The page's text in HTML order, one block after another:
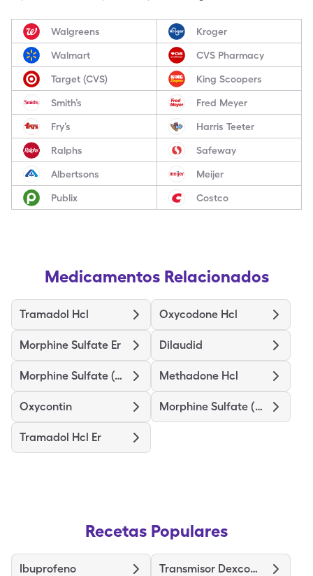
Walgreens Kroger
Walmart CVS Pharmacy
Target (CVS) King Scoopers
Smith’s Fred Meyer
Fry’s Harris Teeter
Ralphs Safeway
Albertsons Meijer
Publix Costco
Medicamentos Relacionados
Tramadol Hcl Oxycodone Hcl
Morphine Sulfate Er Dilaudid
Morphine Sulfate (Concentrate) Methadone Hcl
Oxycontin Morphine Sulfate (Pf)
Tramadol Hcl Er
Recetas Populares
Ibuprofeno Transmisor Dexcom G6